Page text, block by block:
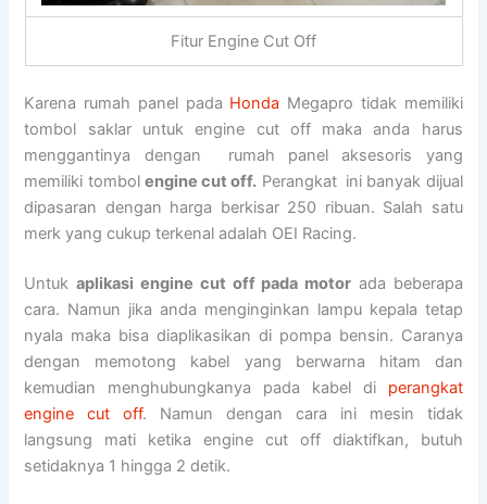
Fitur Engine Cut Off
Karena rumah panel pada Honda Megapro tidak memiliki
tombol saklar untuk engine cut off maka anda harus
menggantinya dengan rumah panel aksesoris yang
memiliki tombol engine cut off. Perangkat ini banyak dijual
dipasaran dengan harga berkisar 250 ribuan. Salah satu
merk yang cukup terkenal adalah OEI Racing.
Untukaplikasi engine cut off pada motor ada beberapa
cara. Namun jika anda menginginkan lampu kepala tetap
nyala maka bisa diaplikasikan di pompa bensin. Caranya
dengan memotong kabel yang berwarna hitam dan
kemudian menghubungkanya pada kabel di perangkat
engine cut off. Namun dengan cara ini mesin tidak
langsung mati ketika engine cut off diaktifkan, butuh
setidaknya 1 hingga 2 detik.